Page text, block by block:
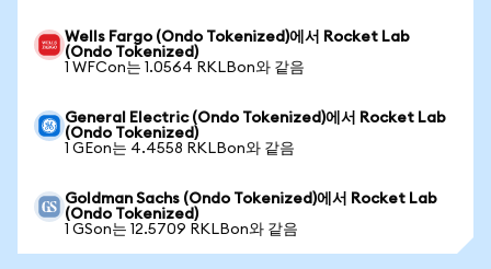
Wells Fargo (Ondo Tokenized)에서 Rocket Lab
(Ondo Tokenized)
1 WFCon는 1.0564 RKLBon와 같음
General Electric (Ondo Tokenized)에서 Rocket Lab
(Ondo Tokenized)
1 GEon는 4.4558 RKLBon와 같음
Goldman Sachs (Ondo Tokenized)에서 Rocket Lab
(Ondo Tokenized)
1 GSon는 12.5709 RKLBon와 같음